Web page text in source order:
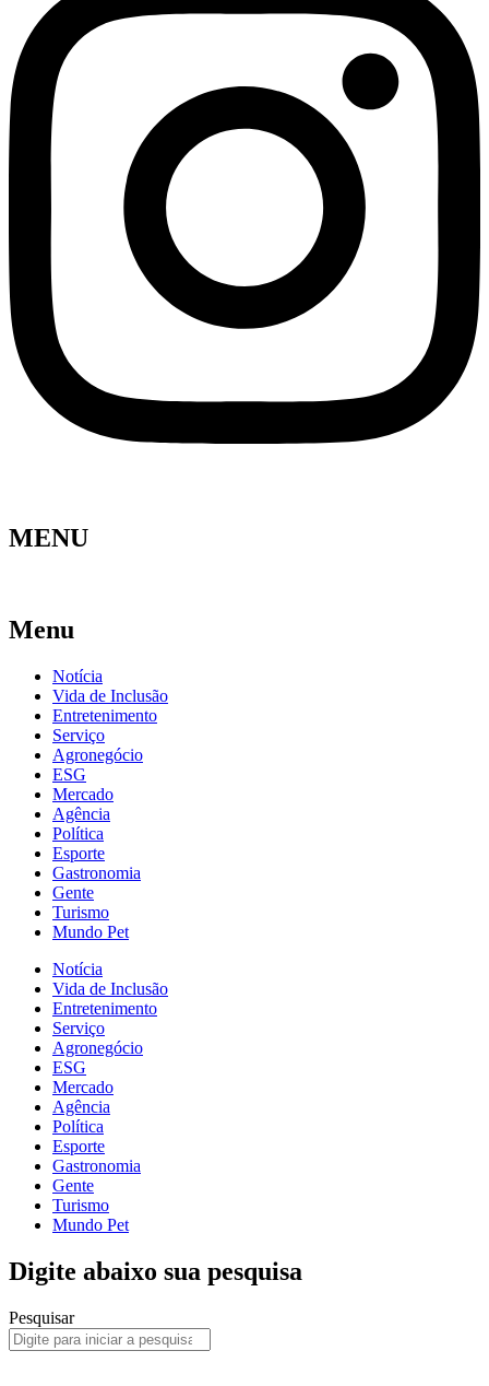
MENU
Menu
Notícia
Vida de Inclusão
Entretenimento
Serviço
Agronegócio
ESG
Mercado
Agência
Política
Esporte
Gastronomia
Gente
Turismo
Mundo Pet
Notícia
Vida de Inclusão
Entretenimento
Serviço
Agronegócio
ESG
Mercado
Agência
Política
Esporte
Gastronomia
Gente
Turismo
Mundo Pet
Digite abaixo sua pesquisa
Pesquisar